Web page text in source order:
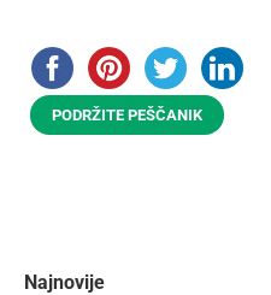
PODRŽITE PEŠČANIK
Najnovije